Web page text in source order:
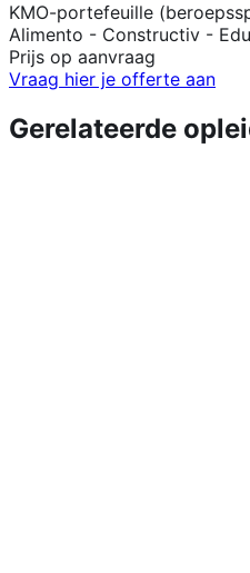
KMO-portefeuille
Alimento - Constructiv -
Prijs op aanvraag
Vraag hier je offerte aan
Gerelateerde